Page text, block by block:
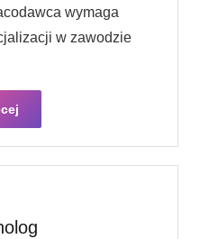
wymaga
w zawodzie